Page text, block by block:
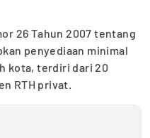
26 Tahun 2007 tentang
penyediaan minimal
kota, terdiri dari 20
RTH privat.